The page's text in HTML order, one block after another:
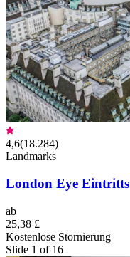
4,6(18.284)
Landmarks
London Eye
ab
25,38 £
Kostenlose Stornierung
Slide 1 of 16